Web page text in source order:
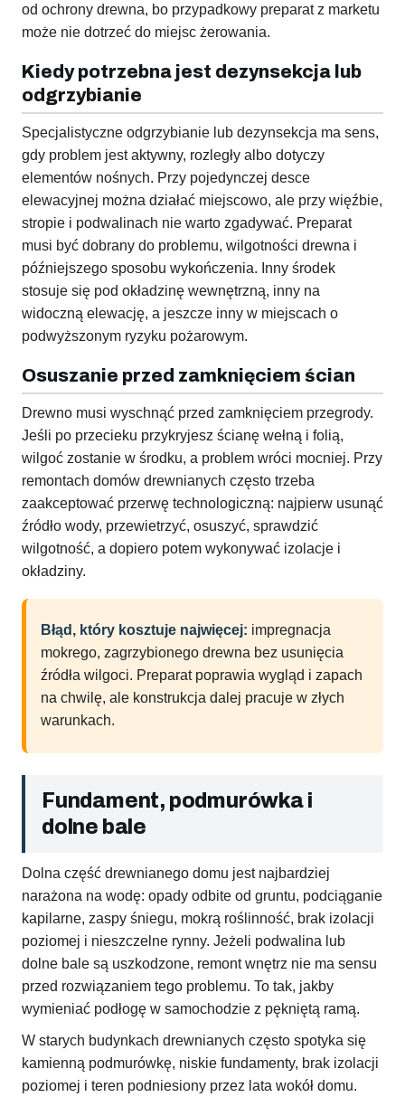
od ochrony drewna, bo przypadkowy preparat z marketu
może nie dotrzeć do miejsc żerowania.
Kiedy potrzebna jest dezynsekcja lub
odgrzybianie
Specjalistyczne odgrzybianie lub dezynsekcja ma sens,
gdy problem jest aktywny, rozległy albo dotyczy
elementów nośnych. Przy pojedynczej desce
elewacyjnej można działać miejscowo, ale przy więźbie,
stropie i podwalinach nie warto zgadywać. Preparat
musi być dobrany do problemu, wilgotności drewna i
późniejszego sposobu wykończenia. Inny środek
stosuje się pod okładzinę wewnętrzną, inny na
widoczną elewację, a jeszcze inny w miejscach o
podwyższonym ryzyku pożarowym.
Osuszanie przed zamknięciem ścian
Drewno musi wyschnąć przed zamknięciem przegrody.
Jeśli po przecieku przykryjesz ścianę wełną i folią,
wilgoć zostanie w środku, a problem wróci mocniej. Przy
remontach domów drewnianych często trzeba
zaakceptować przerwę technologiczną: najpierw usunąć
źródło wody, przewietrzyć, osuszyć, sprawdzić
wilgotność, a dopiero potem wykonywać izolacje i
okładziny.
Błąd, który kosztuje najwięcej: impregnacja
mokrego, zagrzybionego drewna bez usunięcia
źródła wilgoci. Preparat poprawia wygląd i zapach
na chwilę, ale konstrukcja dalej pracuje w złych
warunkach.
Fundament, podmurówka i
dolne bale
Dolna część drewnianego domu jest najbardziej
narażona na wodę: opady odbite od gruntu, podciąganie
kapilarne, zaspy śniegu, mokrą roślinność, brak izolacji
poziomej i nieszczelne rynny. Jeżeli podwalina lub
dolne bale są uszkodzone, remont wnętrz nie ma sensu
przed rozwiązaniem tego problemu. To tak, jakby
wymieniać podłogę w samochodzie z pękniętą ramą.
W starych budynkach drewnianych często spotyka się
kamienną podmurówkę, niskie fundamenty, brak izolacji
poziomej i teren podniesiony przez lata wokół domu.